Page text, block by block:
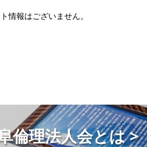
情報はございません。
倫理法人会とは >